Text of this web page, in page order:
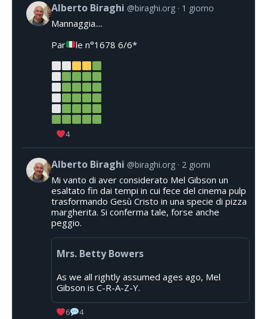
Alberto Biraghi @biraghi.org 1 giorno
Mannaggia....
Par
le n°1678 6/6*
4
Alberto Biraghi @biraghi.org 2 giorni
Mi vanto di aver considerato Mel Gibson un
esaltato fin dai tempi in cui fece del cinema pulp
trasformando Gesù Cristo in una specie di pizza
margherita. Si conferma tale, forse anche
peggio.
Mrs. Betty Bowers
As we all rightly assumed ages ago, Mel
Gibson is C-R-A-Z-Y.
6 4